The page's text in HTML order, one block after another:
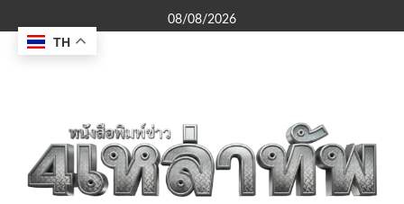
to
content
08/08/2026
TH